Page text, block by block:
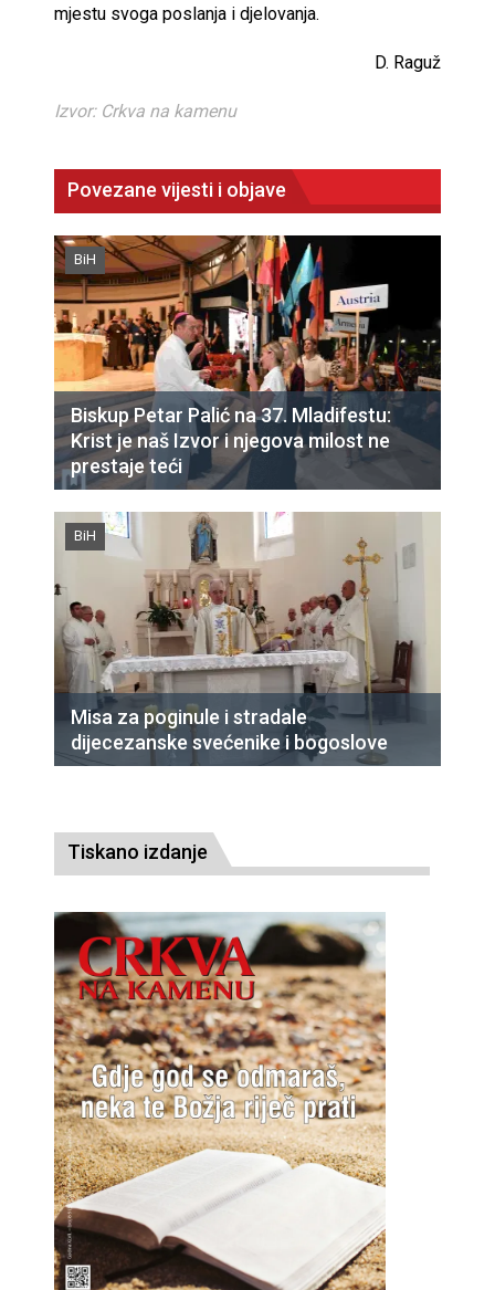
mjestu svoga poslanja i djelovanja.
D. Raguž
Izvor: Crkva na kamenu
Povezane vijesti i objave
BiH
Biskup Petar Palić na 37. Mladifestu:
Krist je naš Izvor i njegova milost ne
prestaje teći
BiH
Misa za poginule i stradale
dijecezanske svećenike i bogoslove
Tiskano izdanje